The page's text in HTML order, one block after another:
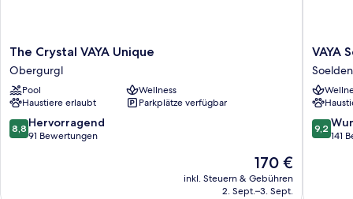
The
Crystal
VAYA
Unique
Obergurgl
The Crystal VAYA Unique
Obergurgl
Pool
Wellness
Haustiere erlaubt
Parkplätze verfügbar
8.8
von
8,8 Hervorragend
91 Bewertungen
Der
Preis
beträgt
170 €
inkl. Steuern & Gebühren
2. Sept.–3. Sept.
VAYA
Sölden
Soelden
VAYA
Soelden
9.2
von
9,2
141